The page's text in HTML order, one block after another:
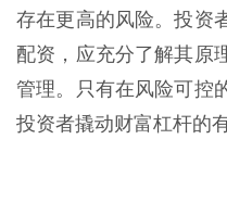
存在更高的风险。投资
配资，应充分了解其原
管理。只有在风险可控
投资者撬动财富杠杆的